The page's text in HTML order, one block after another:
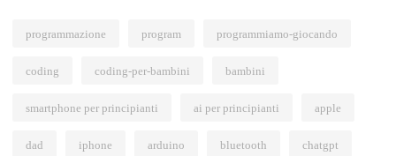
programmazione program programmiamo-giocando
coding coding-per-bambini bambini
smartphone per principianti ai per principianti apple
dad iphone arduino bluetooth chatgpt